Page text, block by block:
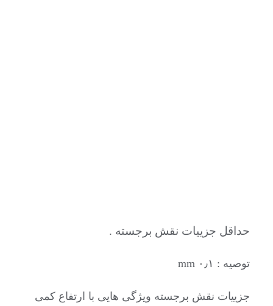
حداقل جزییات نقش برجسته .
توصیه : ۰٫۱ mm
جزییات نقش برجسته ویژگی هایی با ارتفاع کمی